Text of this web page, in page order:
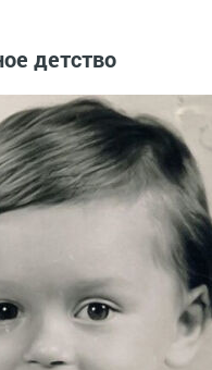
детство